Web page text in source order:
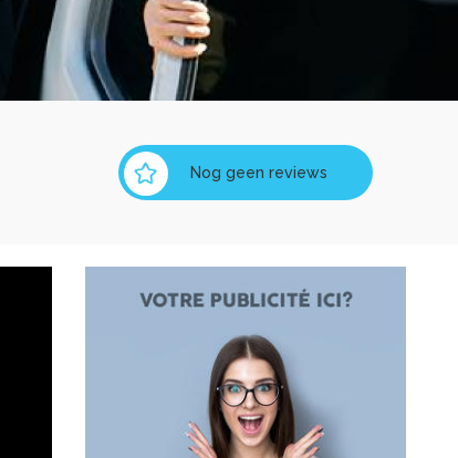
Nog geen reviews